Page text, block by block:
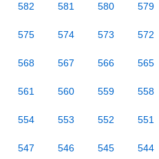
582 581 580 579
575 574 573 572
568 567 566 565
561 560 559 558
554 553 552 551
547 546 545 544